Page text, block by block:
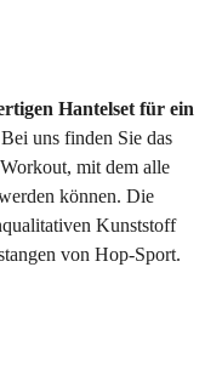
Hantelset für ein
Bei uns finden Sie das
mit dem alle
können. Die
Kunststoff
von Hop-Sport.